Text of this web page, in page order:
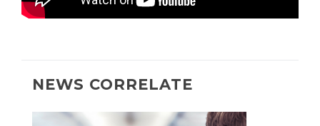
NEWS CORRELATE